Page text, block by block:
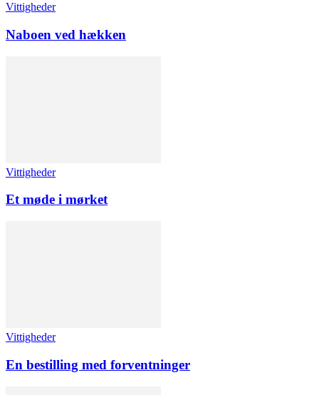
Vittigheder
Naboen ved hækken
Vittigheder
Et møde i mørket
Vittigheder
En bestilling med forventninger